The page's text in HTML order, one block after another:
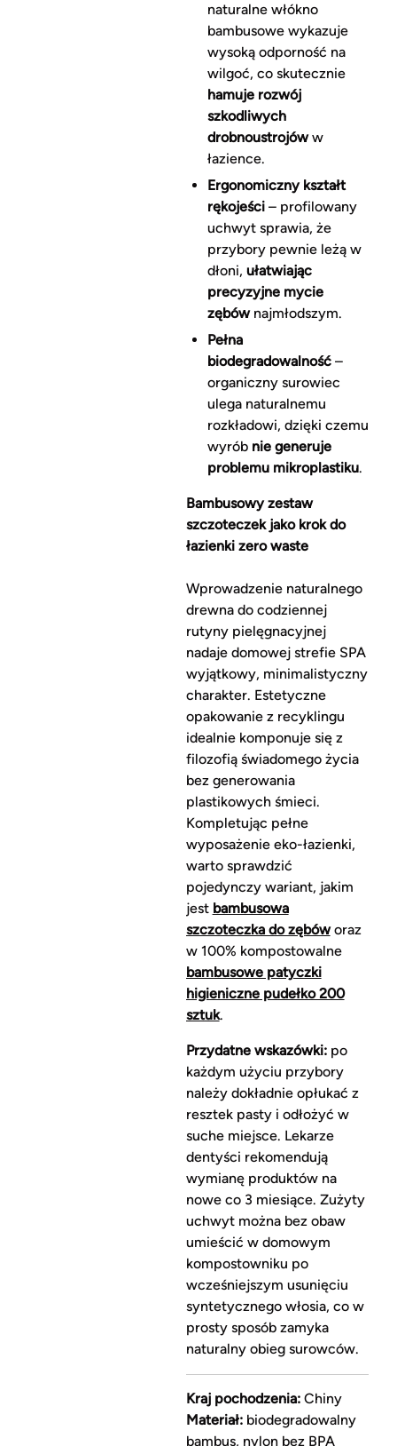
naturalne włókno
bambusowe wykazuje
wysoką odporność na
wilgoć, co skutecznie
hamuje rozwój
szkodliwych
drobnoustrojóww
łazience.
Ergonomiczny kształt
rękojeści– profilowany
uchwyt sprawia, że
przybory pewnie leżą w
dłoni, ułatwiając
precyzyjne mycie
zębównajmłodszym.
Pełna
biodegradowalność–
organiczny surowiec
ulega naturalnemu
rozkładowi, dzięki czemu
wyrób nie generuje
problemu mikroplastiku.
Bambusowy zestaw
szczoteczek jako krok do
łazienki zero waste
Wprowadzenie naturalnego
drewna do codziennej
rutyny pielęgnacyjnej
nadaje domowej strefie SPA
wyjątkowy, minimalistyczny
charakter. Estetyczne
opakowanie z recyklingu
idealnie komponuje się z
filozofią świadomego życia
bez generowania
plastikowych śmieci.
Kompletując pełne
wyposażenie eko-łazienki,
warto sprawdzić
pojedynczy wariant, jakim
jest bambusowa
szczoteczka do zębóworaz
w 100% kompostowalne
bambusowe patyczki
higieniczne pudełko 200
sztuk.
Przydatne wskazówki:po
każdym użyciu przybory
należy dokładnie opłukać z
resztek pasty i odłożyć w
suche miejsce. Lekarze
dentyści rekomendują
wymianę produktów na
nowe co 3 miesiące. Zużyty
uchwyt można bez obaw
umieścić w domowym
kompostowniku po
wcześniejszym usunięciu
syntetycznego włosia, co w
prosty sposób zamyka
naturalny obieg surowców.
Kraj pochodzenia:Chiny
Materiał:biodegradowalny
bambus, nylon bez BPA